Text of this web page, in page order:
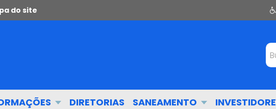
do site
DIRETORIAS SANEAMENTO